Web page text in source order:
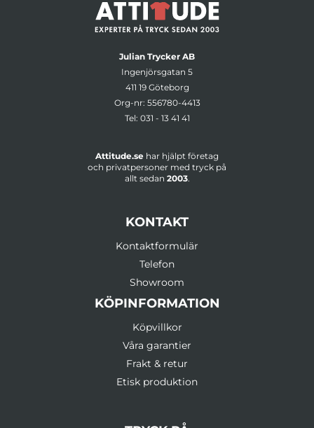
Julian Trycker AB
Ingenjörsgatan 5
411 19 Göteborg
Org-nr: 556780-4413
Tel: 031 - 13 41 41
Attitude.se har hjälpt företag
och privatpersoner med tryck på
allt sedan 2003.
KONTAKT
Kontaktformulär
Telefon
Showroom
KÖPINFORMATION
Köpvillkor
Våra garantier
Frakt & retur
Etisk produktion